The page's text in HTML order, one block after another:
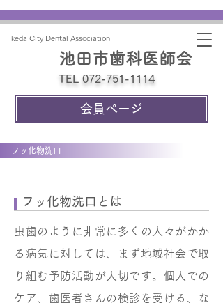
Ikeda City Dental Association
池田市歯科医師会
TEL 072-751-1114
会員ページ
フッ化物洗口
フッ化物洗口とは
虫歯のように非常に多くの人々がかか
る病気に対しては、まず地域社会で取
り組む予防活動が大切です。個人での
ケア、歯医者さんの検診を受ける、な